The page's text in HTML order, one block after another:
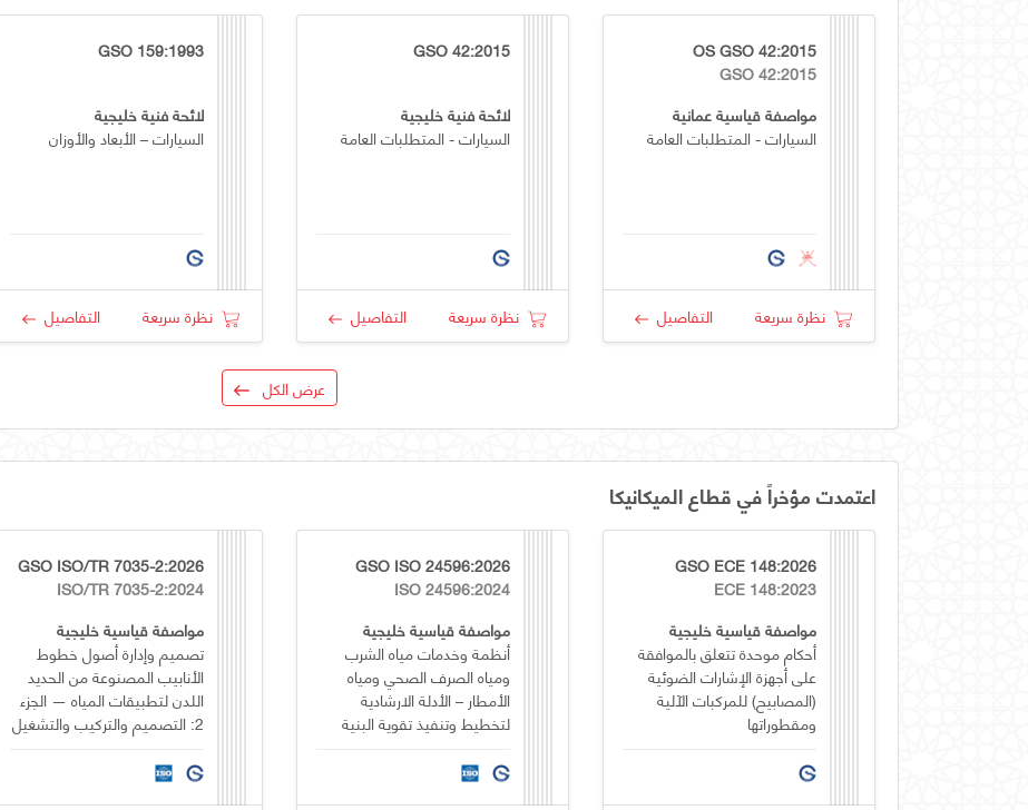
OS GSO 42:2015
GSO 42:2015
مواصفة قياسية عمانية
السيارات - المتطلبات العامة
نظرة سريعة التفاصيل
GSO 42:2015
لائحة فنية خليجية
السيارات - المتطلبات العامة
نظرة سريعة التفاصيل
GSO 159:1993
لائحة فنية خليجية
السيارات – الأبعاد والأوزان
نظرة سريعة التفاصيل
عرض الكل
اعتمدت مؤخراً في قطاع الميكانيكا
GSO ECE 148:2026
ECE 148:2023
مواصفة قياسية خليجية
أحكام موحدة تتعلق بالموافقة
على أجهزة الإشارات الضوئية
(المصابيح) للمركبات الآلية
ومقطوراتها
GSO ISO 24596:2026
ISO 24596:2024
مواصفة قياسية خليجية
أنظمة وخدمات مياه الشرب
ومياه الصرف الصحي ومياه
الأمطار – الأدلة الارشادية
لتخطيط وتنفيذ تقوية البنية
الصرف الصحي
GSO ISO/TR 7035-2:2026
ISO/TR 7035-2:2024
مواصفة قياسية خليجية
تصميم وإدارة أصول خطوط
الأنابيب المصنوعة من الحديد
اللدن لتطبيقات المياه — الجزء
2: التصميم والتركيب والتشغيل